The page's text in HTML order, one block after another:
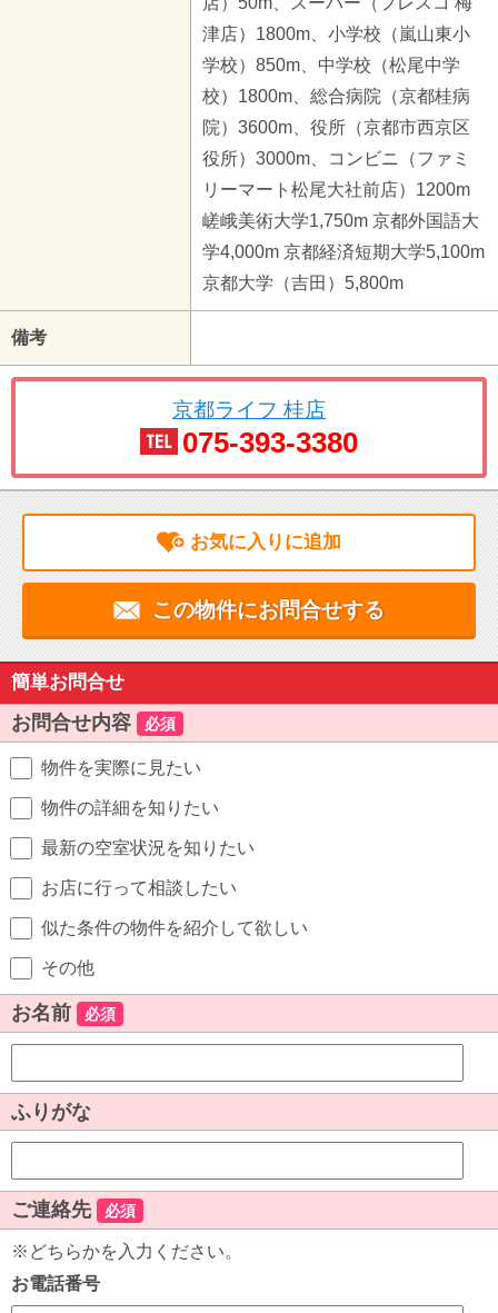
津店）1800m、小学校（嵐山東小
学校）850m、中学校（松尾中学
校）1800m、総合病院（京都桂病
院）3600m、役所（京都市西京区
役所）3000m、コンビニ（ファミ
リーマート松尾大社前店）1200m
嵯峨美術大学1,750m 京都外国語大
学4,000m 京都経済短期大学5,100m
京都大学（吉田）5,800m
備考
京都ライフ 桂店
075-393-3380
お気に入りに追加
この物件にお問合せする
簡単お問合せ